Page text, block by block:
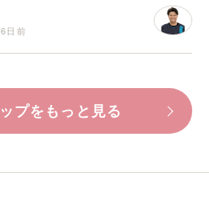
6日前
プをもっと見る